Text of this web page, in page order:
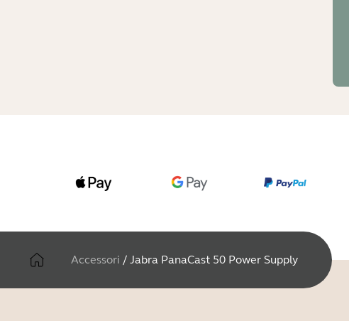
Accessori / Jabra PanaCast 50 Power Supply